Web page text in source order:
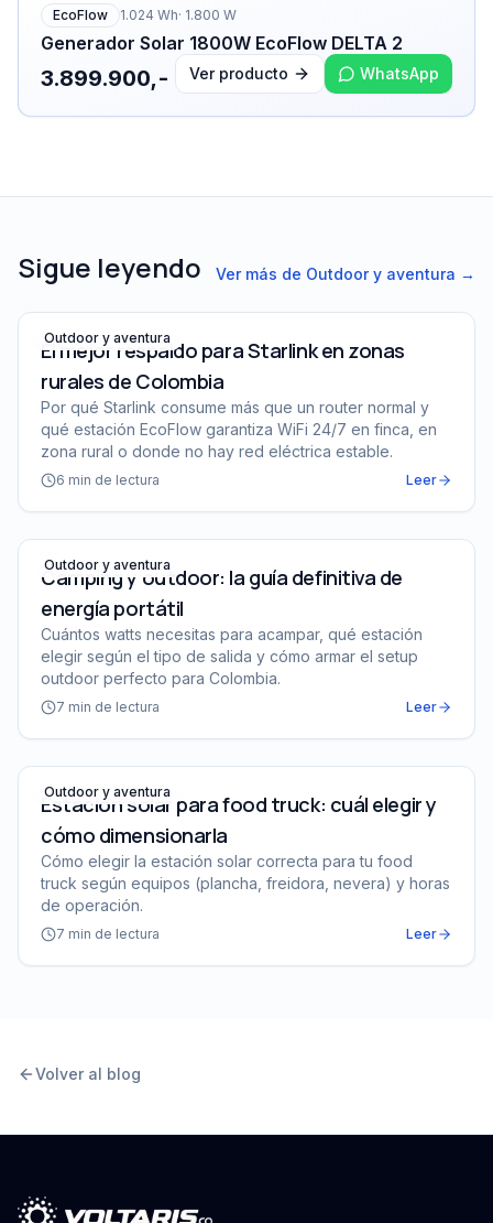
EcoFlow 1.024 Wh· 1.800 W
Generador Solar 1800W EcoFlow DELTA 2
3.899.900,- Ver producto WhatsApp
Sigue leyendo Ver más de Outdoor y aventura →
El mejor respaldo para Starlink en zonas rurales de
Outdoor y aventura
El mejor respaldo para Starlink en zonas
rurales de Colombia
Por qué Starlink consume más que un router normal y
qué estación EcoFlow garantiza WiFi 24/7 en finca, en
zona rural o donde no hay red eléctrica estable.
6 min de lectura Leer
Camping y outdoor: la guía definitiva de energía portátil
Outdoor y aventura
Camping y outdoor: la guía definitiva de
energía portátil
Cuántos watts necesitas para acampar, qué estación
elegir según el tipo de salida y cómo armar el setup
outdoor perfecto para Colombia.
7 min de lectura Leer
Estación solar para food truck: cuál elegir y cómo
Outdoor y aventura
Estación solar para food truck: cuál elegir y
cómo dimensionarla
Cómo elegir la estación solar correcta para tu food
truck según equipos (plancha, freidora, nevera) y horas
de operación.
7 min de lectura Leer
Volver al blog